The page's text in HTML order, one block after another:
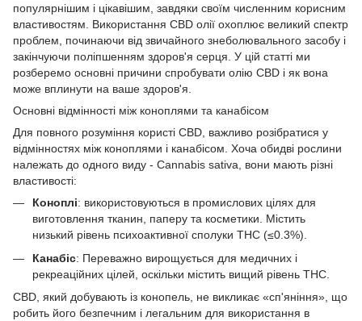
популярнішим і цікавішим, завдяки своїм численним корисним
властивостям. Використання CBD олії охоплює великий спектр
проблем, починаючи від звичайного знеболювального засобу і
закінчуючи поліпшенням здоров'я серця. У цій статті ми
розберемо основні причини спробувати олію CBD і як вона
може вплинути на ваше здоров'я.
Основні відмінності між коноплями та канабісом
Для повного розуміння користі CBD, важливо розібратися у
відмінностях між коноплями і канабісом. Хоча обидві рослини
належать до одного виду - Cannabis sativa, вони мають різні
властивості:
Коноплі: використовуються в промислових цілях для
виготовлення тканин, паперу та косметики. Містить
низький рівень психоактивної сполуки THC (≤0.3%).
Канабіс: Переважно вирощується для медичних і
рекреаційних цілей, оскільки містить вищий рівень THC.
CBD, який добувають із конопель, не викликає «сп'яніння», що
робить його безпечним і легальним для використання в